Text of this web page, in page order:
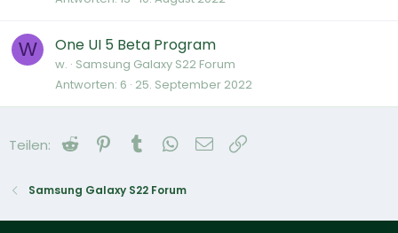
W One UI 5 Beta Program
w. Samsung Galaxy S22 Forum
Antworten 6 25. September 2022
Teilen: Reddit Pinterest
Tumblr WhatsApp
E-Mail
Samsung Galaxy S22 Forum